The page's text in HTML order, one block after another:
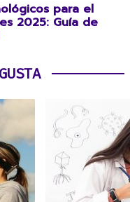
para el
2025: Guía de